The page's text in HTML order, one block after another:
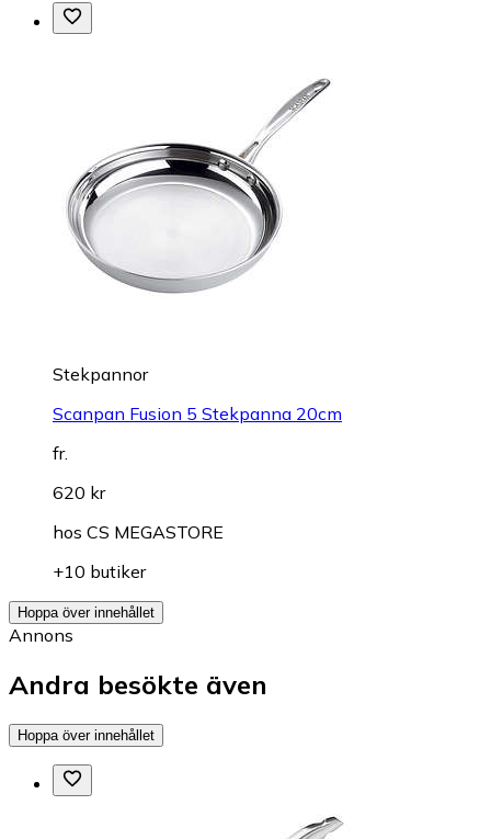
Stekpannor
Scanpan Fusion 5 Stekpanna 20cm
fr.
620 kr
hos CS MEGASTORE
+10 butiker
Hoppa över innehållet
Annons
Andra besökte även
Hoppa över innehållet